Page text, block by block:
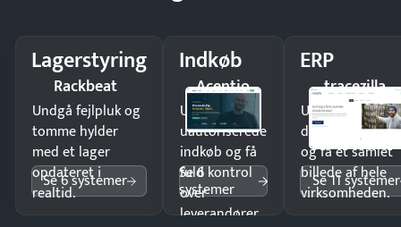
Lagerstyring
Rackbeat
Undgå fejlpluk og
tomme hylder
med et lager
opdateret i
realtid.
Se 6 systemer
Indkøb
Acentio
Undgå
uautoriserede
indkøb og få
fuld kontrol
over
leverandører
Se 6
systemer
ERP
tracezilla
Undgå
og få ét samlet
billede af hele
virksomheden.
Se 11 systemer